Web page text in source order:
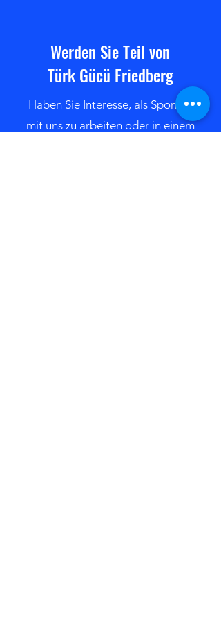
Werden Sie Teil von
Türk Gücü Friedberg
Haben Sie Interesse, als Sponsor
mit uns zu arbeiten oder in einem